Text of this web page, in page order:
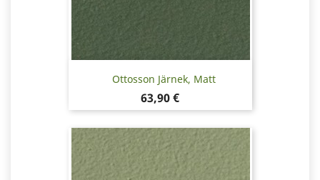
Ottosson Järnek, Matt
Pris
63,90 €